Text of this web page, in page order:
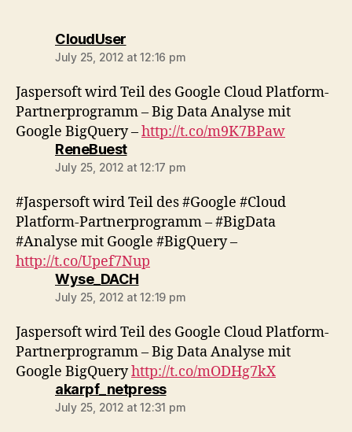
CloudUsersays:
July 25, 2012 at 12:16 pm
Jaspersoft wird Teil des Google Cloud Platform-
Partnerprogramm – Big Data Analyse mit
Google BigQuery –http://t.co/m9K7BPaw
ReneBuestsays:
July 25, 2012 at 12:17 pm
#Jaspersoft wird Teil des #Google #Cloud
Platform-Partnerprogramm – #BigData
#Analyse mit Google #BigQuery –
http://t.co/Upef7Nup
Wyse_DACHsays:
July 25, 2012 at 12:19 pm
Jaspersoft wird Teil des Google Cloud Platform-
Partnerprogramm – Big Data Analyse mit
Google BigQueryhttp://t.co/mODHg7kX
akarpf_netpresssays:
July 25, 2012 at 12:31 pm